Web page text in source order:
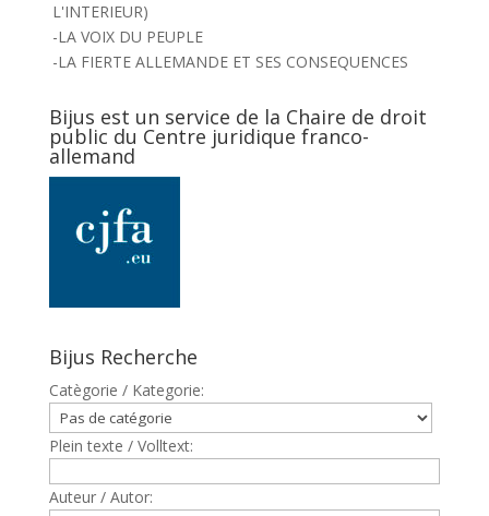
L'INTERIEUR)
-LA VOIX DU PEUPLE
-LA FIERTE ALLEMANDE ET SES CONSEQUENCES
Bijus est un service de la Chaire de droit
public du Centre juridique franco-
allemand
Bijus Recherche
Catègorie / Kategorie:
Plein texte / Volltext:
Auteur / Autor: